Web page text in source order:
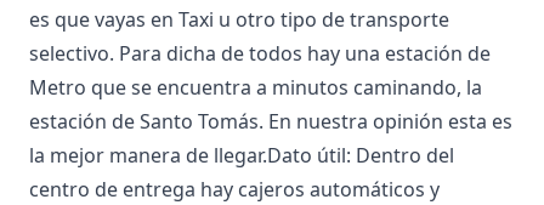
es que vayas en Taxi u otro tipo de transporte
selectivo. Para dicha de todos hay una estación de
Metro que se encuentra a minutos caminando, la
estación de Santo Tomás. En nuestra opinión esta es
la mejor manera de llegar.Dato útil: Dentro del
centro de entrega hay cajeros automáticos y